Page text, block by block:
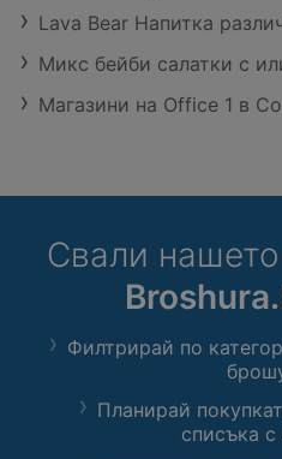
Lava Bear Напитка
Микс бейби салатки с
Магазини на Office 1 в
Свали
Филтрирай по
Планирай
списъка